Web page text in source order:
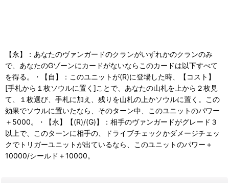
【永】：あなたのヴァンガードのクランがいずれかのクランのみ
で、あなたのGゾーンにカードがないならこのカードは以下すべて
を得る。・【自】：このユニットが(R)に登場した時、【コスト】
[手札から１枚ソウルに置く]ことで、あなたの山札を上から２枚見
て、１枚選び、手札に加え、残りを山札の上かソウルに置く。この
効果でソウルに置いたなら、そのターン中、このユニットのパワー
＋5000。・【永】【(R)/(G)】：相手のヴァンガードがグレード３
以上で、このターンに相手の、ドライブチェックかダメージチェッ
クでトリガーユニットが出ているなら、このユニットのパワー＋
10000/シールド＋10000。